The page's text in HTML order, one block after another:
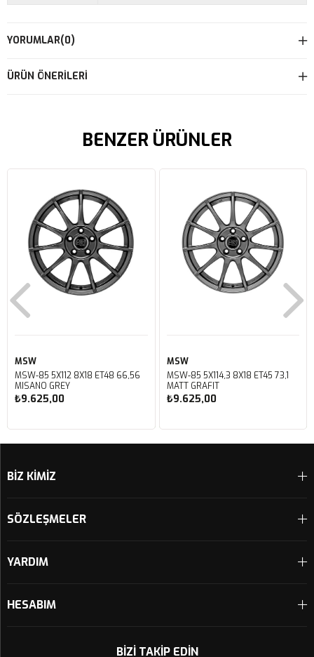
YORUMLAR(0)
ÜRÜN ÖNERILERI
BENZER ÜRÜNLER
MSW
MSW-85 5X112 8X18 ET48 66,56
MISANO GREY
₺9.625,00
MSW
MSW-85 5X114,3 8X18 ET45 73,1
MATT GRAFIT
₺9.625,00
BİZ KİMİZ
SÖZLEŞMELER
YARDIM
HESABIM
BIZI TAKIP EDIN